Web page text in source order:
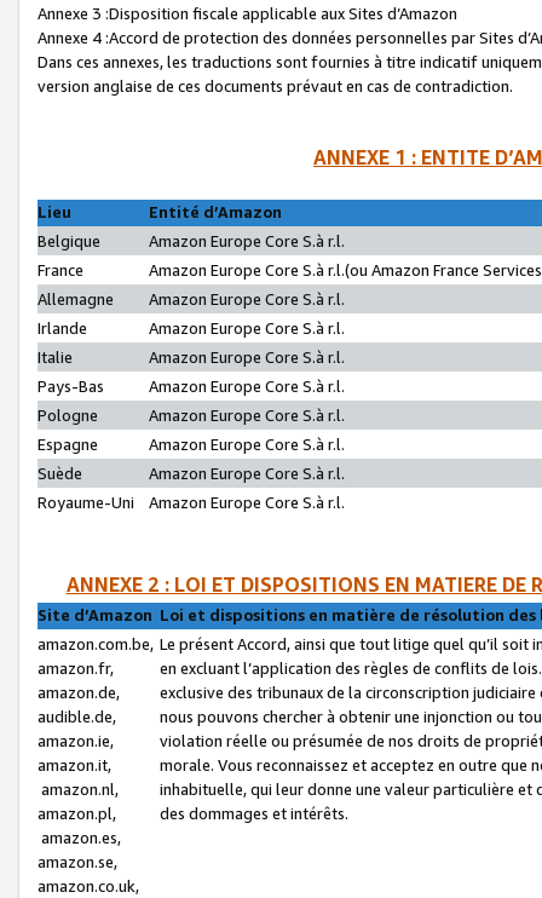
Annexe 3 :Disposition fiscale applicable aux Sites d’Amazon
Annexe 4 :Accord de protection des données personnelles par Sites
Dans ces annexes, les traductions sont fournies à titre indicatif
version anglaise de ces documents prévaut en cas de contradiction.
ANNEXE 1 : ENTITE
Lieu
Entité d’Amazon
Belgique
Amazon Europe Core S.à r.l.
France
Amazon Europe Core S.à r.l.(ou Amazon France
Allemagne
Amazon Europe Core S.à r.l.
Irlande
Amazon Europe Core S.à r.l.
Italie
Amazon Europe Core S.à r.l.
Pays-Bas
Amazon Europe Core S.à r.l.
Pologne
Amazon Europe Core S.à r.l.
Espagne
Amazon Europe Core S.à r.l.
Suède
Amazon Europe Core S.à r.l.
Royaume-Uni
Amazon Europe Core S.à r.l.
ANNEXE 2 : LOI ET DISPOSITIONS EN MATIERE DE
Site d’Amazon Loi et dispositions en matière de résolution
amazon.com.be,
amazon.fr,
amazon.de,
audible.de,
amazon.ie,
amazon.it,
amazon.nl,
amazon.pl,
amazon.es,
amazon.se,
amazon.co.uk,
Le présent Accord, ainsi que tout litige quel qu’il soit
en excluant l’application des règles de conflits de
exclusive des tribunaux de la circonscription
nous pouvons chercher à obtenir une injonction ou
violation réelle ou présumée de nos droits de
morale. Vous reconnaissez et acceptez en outre que
inhabituelle, qui leur donne une valeur particulière
des dommages et intérêts.